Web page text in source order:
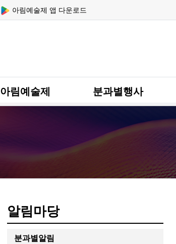
상단 네비
아림예술제 앱 다운로드
메인 메뉴
아림예술제 분과별행사
알림마당
분과별알림